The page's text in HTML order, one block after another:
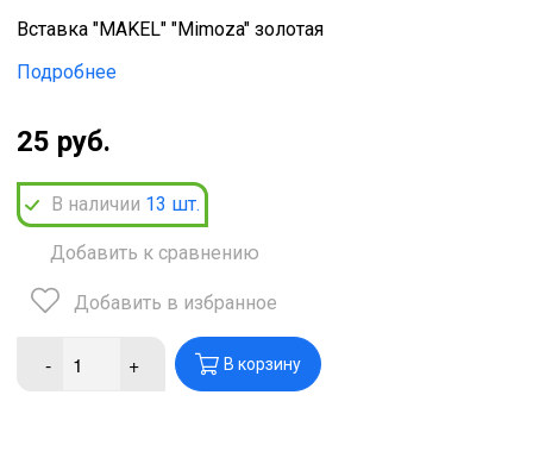
Вставка "MAKEL" "Mimoza" золотая
Подробнее
25 руб.
В наличии 13 шт.
Добавить к сравнению
Добавить в избранное
- + В корзину